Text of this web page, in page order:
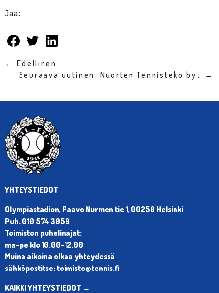
Jaa:
← Edellinen
Seuraava uutinen: Nuorten Tennisteko by… →
YHTEYSTIEDOT
Olympiastadion, Paavo Nurmen tie 1, 00250 Helsinki
Puh. 010 574 3959
Toimiston puhelinajat:
ma-pe klo 10.00-12.00
Muina aikoina olkaa yhteydessä
sähköpostitse: toimisto@tennis.fi
KAIKKI YHTEYSTIEDOT →